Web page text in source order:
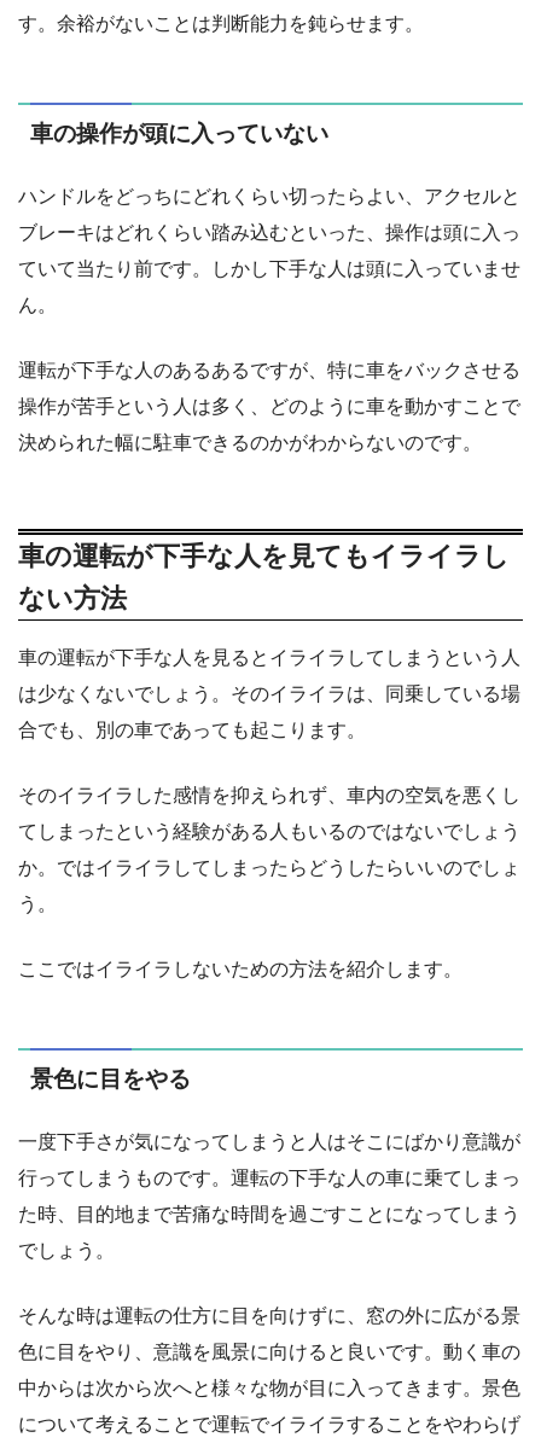
す。余裕がないことは判断能力を鈍らせます。
車の操作が頭に入っていない
ハンドルをどっちにどれくらい切ったらよい、アクセルと
ブレーキはどれくらい踏み込むといった、操作は頭に入っ
ていて当たり前です。しかし下手な人は頭に入っていませ
ん。
運転が下手な人のあるあるですが、特に車をバックさせる
操作が苦手という人は多く、どのように車を動かすことで
決められた幅に駐車できるのかがわからないのです。
車の運転が下手な人を見てもイライラし
ない方法
車の運転が下手な人を見るとイライラしてしまうという人
は少なくないでしょう。そのイライラは、同乗している場
合でも、別の車であっても起こります。
そのイライラした感情を抑えられず、車内の空気を悪くし
てしまったという経験がある人もいるのではないでしょう
か。ではイライラしてしまったらどうしたらいいのでしょ
う。
ここではイライラしないための方法を紹介します。
景色に目をやる
一度下手さが気になってしまうと人はそこにばかり意識が
行ってしまうものです。運転の下手な人の車に乗てしまっ
た時、目的地まで苦痛な時間を過ごすことになってしまう
でしょう。
そんな時は運転の仕方に目を向けずに、窓の外に広がる景
色に目をやり、意識を風景に向けると良いです。動く車の
中からは次から次へと様々な物が目に入ってきます。景色
について考えることで運転でイライラすることをやわらげ